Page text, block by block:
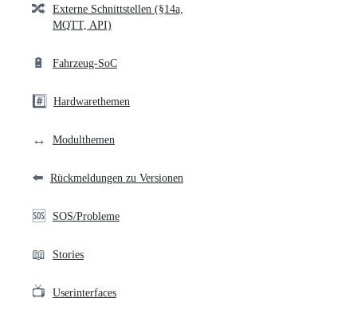
🔀 Externe Schnittstellen (§14a,
MQTT, API)
🔋 Fahrzeug-SoC
#️⃣ Hardwarethemen
↔️ Modulthemen
⬅️ Rückmeldungen zu Versionen
🆘 SOS/Probleme
📖 Stories
📺 Userinterfaces